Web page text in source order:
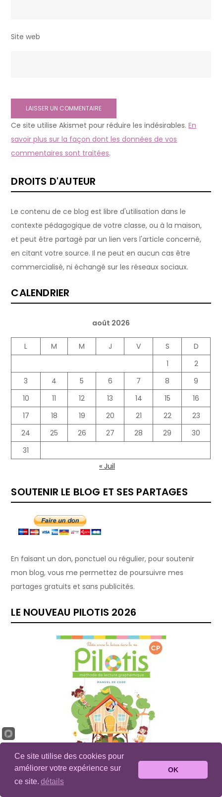
Site web
Ce site utilise Akismet pour réduire les indésirables.En
savoir plus sur la façon dont les données de vos
commentaires sont traitées.
DROITS D'AUTEUR
Le contenu de ce blog est libre d'utilisation dans le
contexte pédagogique de votre classe, ou à la maison,
et peut être partagé par un lien vers l'article concerné,
en citant votre source. Il ne peut en aucun cas être
commercialisé, ni échangé sur les réseaux sociaux.
CALENDRIER
août 2026
L M M J V S
D
1
2
3
4 5 6 7 8
9
10
11 12 13 14 15
16
17
18 19 20 21 22
23
24
25 26 27 28 29
30
31
« Juil
SOUTENIR LE BLOG ET SES PARTAGES
En faisant un don, ponctuel ou régulier, pour soutenir
mon blog, vous me permettez de poursuivre mes
partages gratuits et sans publicités.
LE NOUVEAU PILOTIS 2026
Ce site utilise des cookies pour
améliorer votre expérience sur
ce site. détails
OK